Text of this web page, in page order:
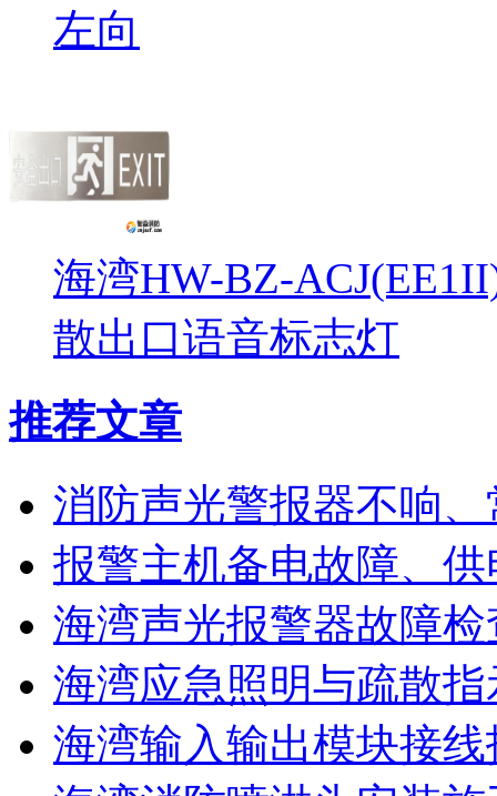
左向
海湾HW-BZ-
散出口语音标志灯
推荐文章
消防声光警报器不响
报警主机备电故障、
海湾声光报警器故障
海湾应急照明与疏散
海湾输入输出模块接